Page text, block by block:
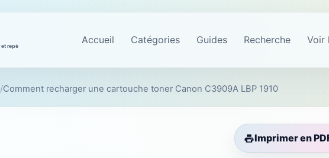
Accueil Catégories Guides Recherche Voir
/Comment recharger une cartouche toner Canon C3909A LBP 1910
Imprimer en